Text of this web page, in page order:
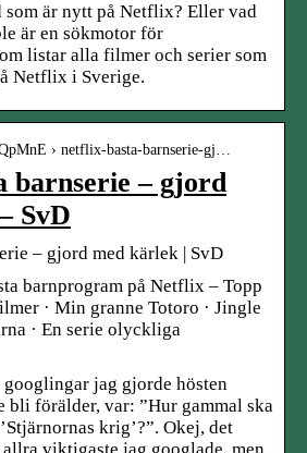
som är nytt på Netflix? Eller vad
är en sökmotor för
listar alla filmer och serier som
Netflix i Sverige.
› netflix-basta-barnserie-gj…
barnserie – gjord
SvD
– gjord med kärlek | SvD
barnprogram på Netflix – Topp
· Min granne Totoro · Jingle
· En serie olyckliga
jag gjorde hösten
bli förälder, var: ”Hur gammal ska
krig’?”. Okej, det